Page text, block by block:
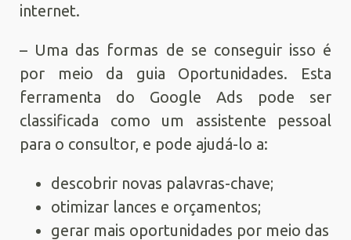
internet.
– Uma das formas de se conseguir isso é
por meio da guia Oportunidades. Esta
ferramenta do Google Ads pode ser
classificada como um assistente pessoal
para o consultor, e pode ajudá-lo a:
descobrir novas palavras-chave;
otimizar lances e orçamentos;
gerar mais oportunidades por meio das